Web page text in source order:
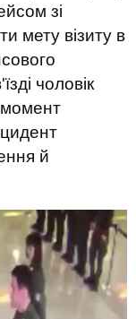
зі
мету візиту в
чоловік
момент
й